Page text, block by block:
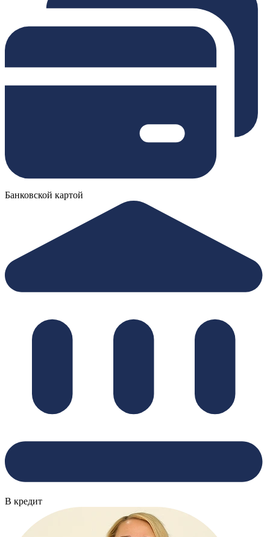
Банковской картой
В кредит